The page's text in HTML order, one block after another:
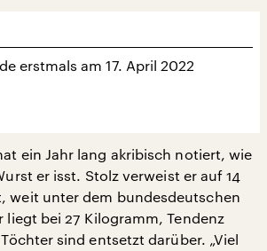
erstmals am 17. April 2022
ein Jahr lang akribisch notiert, wie
er isst. Stolz verweist er auf 14
weit unter dem bundesdeutschen
liegt bei 27 Kilogramm, Tendenz
sind entsetzt darüber. „Viel